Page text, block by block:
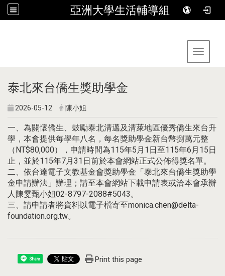
亞洲大學生活輔導組
Toggle
泰北來台僑生獎助學金
2026-05-12 陳小姐
一、為關懷僑生、鼓勵泰北清邁及清萊地區優秀僑生來台升
學，本會提供每學年八名，每名獎助學金新台幣捌萬元整
（NT$80,000），申請時間為115年5月1日至115年6月15日
止，並於115年7月31日前於本會網站正式公佈得獎名單。
二、依台達電子文教基金會獎助學金「泰北來台僑生獎助學
金申請辦法」辦理；請至本會網站下載申請表或洽本會承辦
人陳雯甄小姐02-8797-2088#5043。
三、請申請者將資料以電子檔寄至monica.chen@delta-
foundation.org.tw。
Share Print this page